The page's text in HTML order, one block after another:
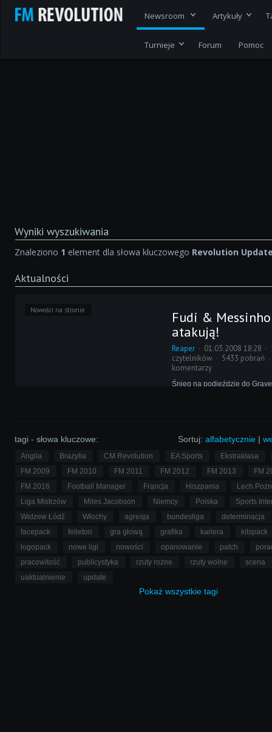
Newsroom Artykuły
Turnieje Forum Pomoc
Wyniki wyszukiwania
Znaleziono 1 element dla słowa kluczowego Revolution
Aktualności
Nowości na stronie
Fudi &
atakują!
Reaper 01.03.2008 18:28
czytelników
5433 pobrań
komentarzy
Śnieg na podjeździe do
update!
Sortuj: alfabetycznie |
tagi - słowa kluczowe:
Anglia Brazylia CM Revolution EA Sports
Ekstraklasa
FM 2009
FM 2010 FM 2011 FM 2012 FM 2013
FM
FM 2016
Football Manager Francja Hiszpania
Lech
Liga Mistrzów
Miles Jacobson Niemcy Polska
Sports
Widzew Łódź
Włochy agresja bundesliga
determinacja
facepack
felieton gra głową grafika kariera
kitspack
logopack
nowe ligi nowości opanowanie patch
pracowitość
publicystyka rzuty rożne rzuty wolne
scena
uaktualnienie
update
Pokaż wszystkie tagi